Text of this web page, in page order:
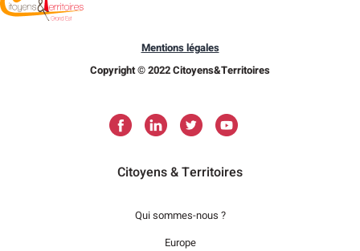
Mentions légales
Copyright © 2022 Citoyens&Territoires
Citoyens & Territoires
Qui sommes-nous ?
Europe